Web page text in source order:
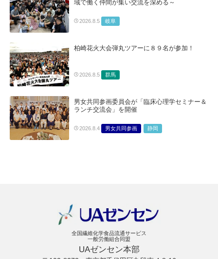
域で働く仲間が集い交流を深める～
2026.8.5 岐阜
柏崎花火大会弾丸ツアーに８９名が参加！
2026.8.5 群馬
男女共同参画委員会が「臨床心理学セミナー＆
ランチ交流会」を開催
2026.8.4 男女共同参画 静岡
全国繊維化学食品流通サービス
一般労働組合同盟
UAゼンセン本部